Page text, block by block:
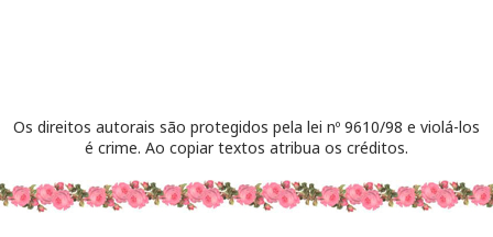
Os direitos autorais são protegidos pela lei nº 9610/98 e violá-los
é crime. Ao copiar textos atribua os créditos.